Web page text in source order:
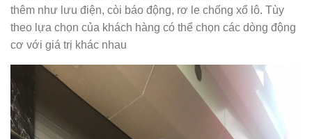
thêm như lưu điện, còi báo động, rơ le chống xổ lô. Tùy
theo lựa chọn của khách hàng có thể chọn các dòng động
cơ với giá trị khác nhau